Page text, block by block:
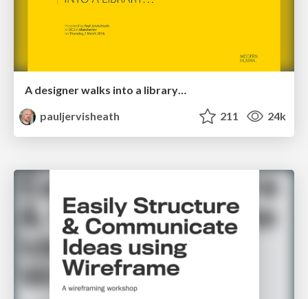
A designer walks into a library…
pauljervisheath
211 24k